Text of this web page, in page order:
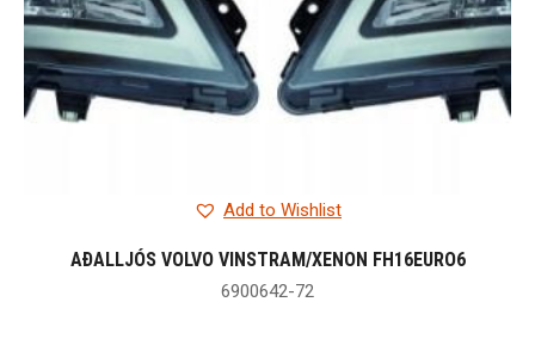
Add to Wishlist
AÐALLJÓS VOLVO VINSTRAM/XENON FH16EURO6
6900642-72